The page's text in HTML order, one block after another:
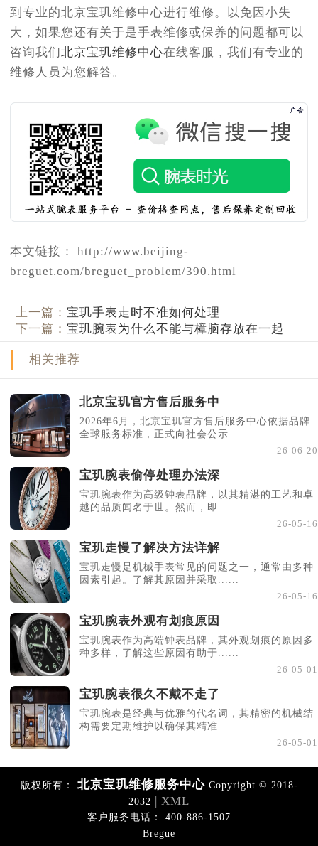
到专业的北京宝玑维修中心进行维修。以免因小失
大，如果您还有关于是手表维修或保养的问题都可以
咨询我们北京宝玑维修中心在线客服，我们有专业的
维修人员为您解答。
本文链接： http://www.beijing-
breguet.com/breguet_problem/390.html
上一篇：宝玑手表走时不准如何处理
下一篇：宝玑腕表为什么不能与樟脑存放在一起
相关推荐
北京宝玑官方售后服务中
2026年6月，北京宝玑官方售后服务中心依据品牌
全球服务标准，正式向社会公示......
26-06-20
宝玑腕表偷停处理办法深
宝玑腕表作为高级钟表品牌，以其精湛的工艺和卓
越的品质闻名于世。然而，即......
26-05-16
宝玑走慢了解决方法详解
宝玑走慢是机械手表常见的问题之一，通常由多种
因素引起。了解其原因并采取......
26-05-16
宝玑腕表外观有划痕原因
宝玑腕表作为高端钟表品牌，其外观划痕的原因多
种多样，了解这些原因有助于......
26-05-01
宝玑腕表很久不戴不走了
宝玑腕表是经典与优雅的代名词，其精密的机械结
构需要定期维护以确保其精准......
26-05-01
版权所有： 北京宝玑维修服务中心Copyright © 2018-
2032
| XML
客户服务电话： 400-886-1507
Bregue